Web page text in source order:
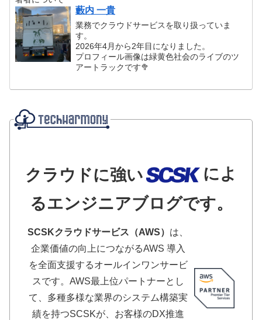
藪内 一貴
業務でクラウドサービスを取り扱っていま
す。
2026年4月から2年目になりました。
プロフィール画像は緑黄色社会のライブのツ
アートラックです🥦
クラウドに強い
によ
るエンジニアブログです。
SCSKクラウドサービス（AWS） は、
企業価値の向上につながるAWS 導入
を全面支援するオールインワンサービ
スです。AWS最上位パートナーとし
て、多種多様な業界のシステム構築実
績を持つSCSKが、お客様のDX推進